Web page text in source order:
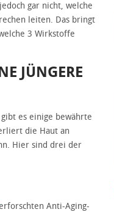
gar nicht, welche
leiten. Das bringt
3 Wirkstoffe
JÜNGERE
es einige bewährte
die Haut an
Hier sind drei der
Anti-Aging-